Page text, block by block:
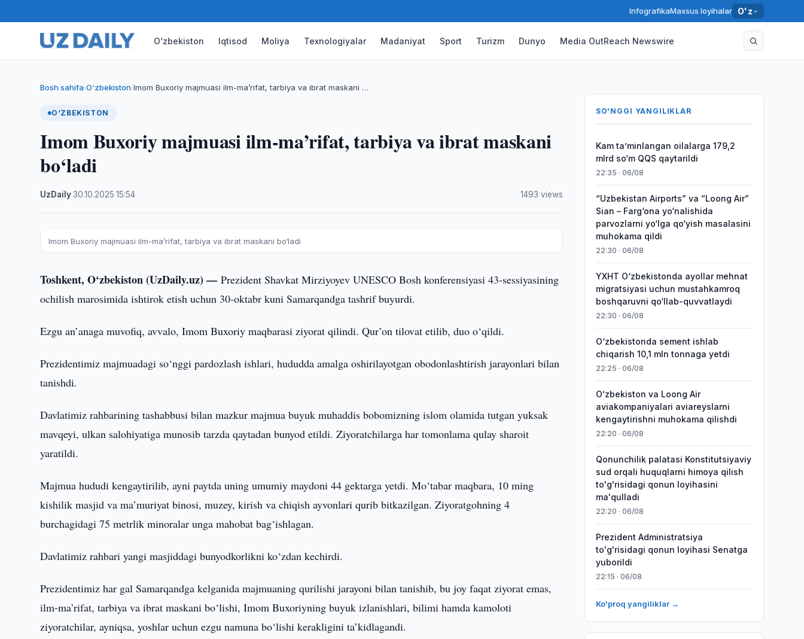
InfografikaMaxsus loyihalar O'z
O‘zbekiston Iqtisod Moliya Texnologiyalar Madaniyat Sport Turizm Dunyo Media OutReach Newswire
Bosh sahifa›O‘zbekiston›Imom Buxoriy majmuasi ilm-ma’rifat, tarbiya va ibrat maskani …
O‘ZBEKISTON
Imom Buxoriy majmuasi ilm-ma’rifat, tarbiya va ibrat maskani
bo‘ladi
UzDaily·30.10.2025 ·15:54 1493 views
Imom Buxoriy majmuasi ilm-ma’rifat, tarbiya va ibrat maskani bo‘ladi
Toshkent, O‘zbekiston (UzDaily.uz) —Prezident Shavkat Mirziyoyev UNESCO Bosh konferensiyasi 43-sessiyasining
ochilish marosimida ishtirok etish uchun 30-oktabr kuni Samarqandga tashrif buyurdi.
Ezgu an’anaga muvofiq, avvalo, Imom Buxoriy maqbarasi ziyorat qilindi. Qur’on tilovat etilib, duo o‘qildi.
Prezidentimiz majmuadagi so‘nggi pardozlash ishlari, hududda amalga oshirilayotgan obodonlashtirish jarayonlari bilan
tanishdi.
Davlatimiz rahbarining tashabbusi bilan mazkur majmua buyuk muhaddis bobomizning islom olamida tutgan yuksak
mavqeyi, ulkan salohiyatiga munosib tarzda qaytadan bunyod etildi. Ziyoratchilarga har tomonlama qulay sharoit
yaratildi.
Majmua hududi kengaytirilib, ayni paytda uning umumiy maydoni 44 gektarga yetdi. Mo‘tabar maqbara, 10 ming
kishilik masjid va ma’muriyat binosi, muzey, kirish va chiqish ayvonlari qurib bitkazilgan. Ziyoratgohning 4
burchagidagi 75 metrlik minoralar unga mahobat bag‘ishlagan.
Davlatimiz rahbari yangi masjiddagi bunyodkorlikni ko‘zdan kechirdi.
Prezidentimiz har gal Samarqandga kelganida majmuaning qurilishi jarayoni bilan tanishib, bu joy faqat ziyorat emas,
ilm-ma’rifat, tarbiya va ibrat maskani bo‘lishi, Imom Buxoriyning buyuk izlanishlari, bilimi hamda kamoloti
ziyoratchilar, ayniqsa, yoshlar uchun ezgu namuna bo‘lishi kerakligini ta’kidlagandi.
SO'NGGI YANGILIKLAR
Kam taʼminlangan oilalarga 179,2
mlrd so‘m QQS qaytarildi
22:35 · 06/08
“Uzbekistan Airports” va “Loong Air”
Sian – Farg‘ona yo‘nalishida
parvozlarni yo‘lga qo‘yish masalasini
muhokama qildi
22:30 · 06/08
YXHT O‘zbekistonda ayollar mehnat
migratsiyasi uchun mustahkamroq
boshqaruvni qo‘llab-quvvatlaydi
22:30 · 06/08
O‘zbekistonda sement ishlab
chiqarish 10,1 mln tonnaga yetdi
22:25 · 06/08
Oʻzbekiston va Loong Air
aviakompaniyalari aviareyslarni
kengaytirishni muhokama qilishdi
22:20 · 06/08
Qonunchilik palatasi Konstitutsiyaviy
sud orqali huquqlarni himoya qilish
to'g'risidagi qonun loyihasini
ma'qulladi
22:20 · 06/08
Prezident Administratsiya
to'g'risidagi qonun loyihasi Senatga
yuborildi
22:15 · 06/08
Ko'proq yangiliklar →